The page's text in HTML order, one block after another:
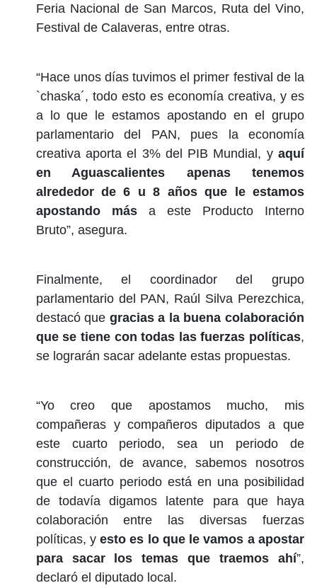
Feria Nacional de San Marcos, Ruta del Vino,
Festival de Calaveras, entre otras.
“Hace unos días tuvimos el primer festival de la
`chaska´, todo esto es economía creativa, y es
a lo que le estamos apostando en el grupo
parlamentario del PAN, pues la economía
creativa aporta el 3% del PIB Mundial, y aquí
en Aguascalientes apenas tenemos
alrededor de 6 u 8 años que le estamos
apostando mása este Producto Interno
Bruto”, asegura.
Finalmente, el coordinador del grupo
parlamentario del PAN, Raúl Silva Perezchica,
destacó que gracias a la buena colaboración
que se tiene con todas las fuerzas políticas,
se lograrán sacar adelante estas propuestas.
“Yo creo que apostamos mucho, mis
compañeras y compañeros diputados a que
este cuarto periodo, sea un periodo de
construcción, de avance, sabemos nosotros
que el cuarto periodo está en una posibilidad
de todavía digamos latente para que haya
colaboración entre las diversas fuerzas
políticas, yesto es lo que le vamos a apostar
para sacar los temas que traemos ahí”,
declaró el diputado local.